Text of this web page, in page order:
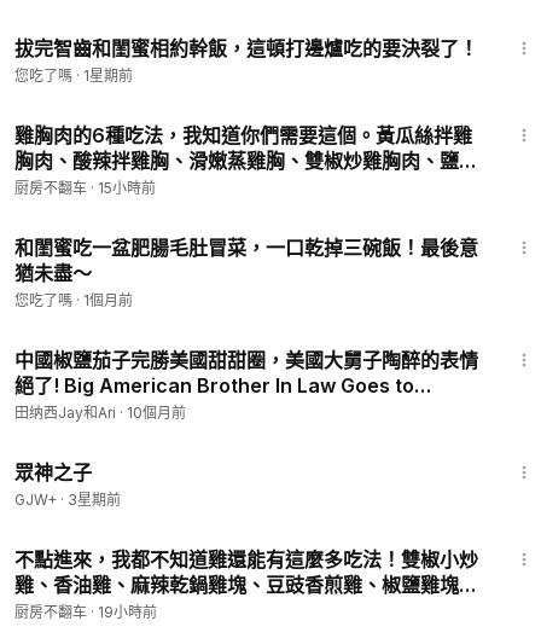
拔完智齒和閨蜜相約幹飯，這頓打邊爐吃的要決裂了！
您吃了嗎 · 1星期前
雞胸肉的6種吃法，我知道你們需要這個。黃瓜絲拌雞
胸肉、酸辣拌雞胸、滑嫩蒸雞胸、雙椒炒雞胸肉、鹽蔥
雞胸肉、燒椒拌雞胸
厨房不翻车 · 15小時前
和閨蜜吃一盆肥腸毛肚冒菜，一口乾掉三碗飯！最後意
猶未盡～
您吃了嗎 · 1個月前
中國椒鹽茄子完勝美國甜甜圈，美國大舅子陶醉的表情
絕了! Big American Brother In Law Goes to
Heaven When He Tries Cantonese Food
田纳西Jay和Ari · 10個月前
眾神之子
GJW+ · 3星期前
不點進來，我都不知道雞還能有這麼多吃法！雙椒小炒
雞、香油雞、麻辣乾鍋雞塊、豆豉香煎雞、椒鹽雞塊、
三杯雞
厨房不翻车 · 19小時前